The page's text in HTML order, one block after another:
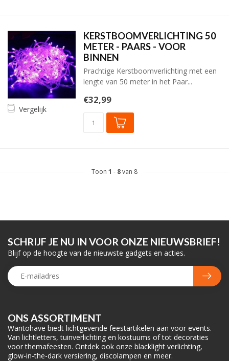
Vergelijk
KERSTBOOMVERLICHTING 50
METER - PAARS - VOOR
BINNEN
Prachtige Kerstboomverlichting met een
lengte van 50 meter in het Paar...
€32,99
Toon 1 - 8van 8
ONS ASSORTIMENT
Wantohave biedt lichtgevende feestartikelen aan voor events.
Van lichtletters, tuinverlichting en kostuums of tot decoraties
voor themafeesten. Ontdek ook onze blacklight verlichting,
glow-in-the-dark versiering, discolampen en meer.
SCHRIJF JE NU IN VOOR ONZE NIEUWSBRIEF!
Blijf op de hoogte van de nieuwste gadgets en acties.